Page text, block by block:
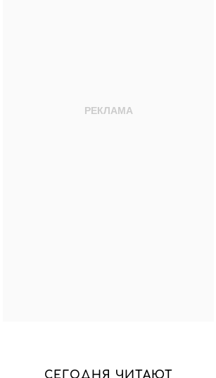
СЕГОДНЯ ЧИТАЮТ